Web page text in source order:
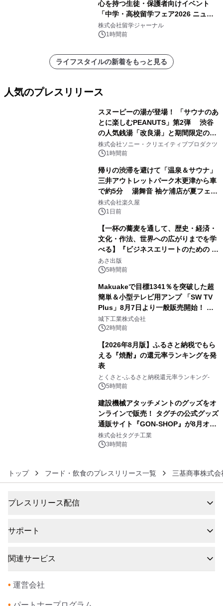
心を持つ生徒・保護者向けイベント
「中学・高校留学フェア2026 ニュー
ジーランド＆オーストラリア」を
9/12(土)に開催
株式会社留学ジャーナル
1時間前
ライフスタイルの新着をもっと見る
人気のプレスリリース
スヌーピーの湯が登場！ 「サウナのあ
とに楽しむPEANUTS」第2弾 渋谷
の人気銭湯「改良湯」と期間限定のコ
ラボレーション サウナイキタイコラ
ボグッズも発売決定！
株式会社ソニー・クリエイティブプロダクツ
1時間前
帰りの渋滞を避けて「温泉＆サウナ」
三井アウトレットパーク木更津から車
で約5分 湯舞音 袖ケ浦店が夏フェア
メニューを提供
株式会社楽久屋
1日前
【一杯の蕎麦を通して、歴史・経済・
文化・作法、世界への広がりまでを学
べる】『ビジネスエリートのための 教
養としての蕎麦』2026年8月25日
（火）発売
あさ出版
5時間前
Makuakeで目標1341％を突破した超
簡単＆小型テレビ用アンプ 「SW TV
Plus」8月7日より一般販売開始！ ケ
ーブル1本つなぐだけ、テレビの音が
ぐっと豊かに
城下工業株式会社
2時間前
【2026年8月版】ふるさと納税でもら
える『焼酎』の還元率ランキングを発
表
とくさと-ふるさと納税還元率ランキング-
5時間前
建設機械アタッチメントのグッズをオ
ンラインで販売！ タグチの公式グッズ
通販サイト『GON-SHOP』が8月オー
プン
株式会社タグチ工業
3時間前
トップ フード・飲食のプレスリリース一覧 三基商事株式会
プレスリリース配信
サポート
関連サービス
• 運営会社